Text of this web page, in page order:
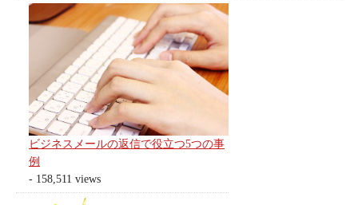
ビジネスメールの返信で役立つ5つの事
例
- 158,511 views